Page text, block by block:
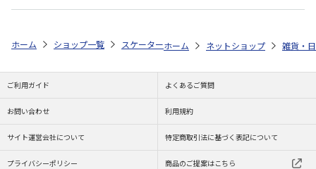
ホーム ショップ一覧 スケーター 抗菌ふわっとタイトランチボック
ホーム ネットショップ 雑貨・
ご利用ガイド よくあるご質問
お問い合わせ 利用規約
サイト運営会社について 特定商取引法に基づく表記について
プライバシーポリシー 商品のご提案はこちら